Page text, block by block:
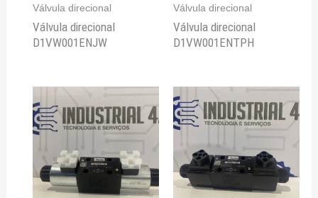
Válvula direcional
Válvula direcional
D1VW001ENJW
Válvula direcional
Válvula direcional
D1VW001ENTPH